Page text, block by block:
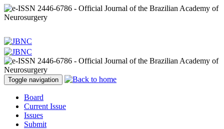
Toggle navigation
Board
Current Issue
Issues
Submit